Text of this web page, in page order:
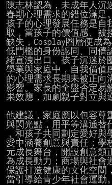
陳志林認為，未成年人沉
春期心理需求的錯位滿足
孩子的心理發展任務是自
取，當孩子的價值感、被
缺失，Cosplay圈層便成
低門檻的身份認同、同儕
緒宣洩出口。孩子沉迷於
學業與家庭中，自我價值
的心理需求長期未被正向
影響。家長的全盤否定易
果效應，加劇親子對立與
他建議，家庭應以包容尊
與閃光點，用平等溝通替
，和孩子共同劃定愛好
愛中涵養創意與責任；學
元成長舞台，開設創意類
為成長動力；商場與社會
保護打造健康的文化空間
當引導給青少年社會運動。